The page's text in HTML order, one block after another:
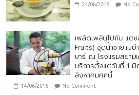
24/06/2015 No
เพลิดเพลินไปกับ แด
Fruits) ชุดน้ำชายามบ่
บาร์ ณ โรงแรมสยาม
บริการตั้งแต่วันที่ 1 มิ
สิงหาคมศกนี้
14/06/2016 No Comment